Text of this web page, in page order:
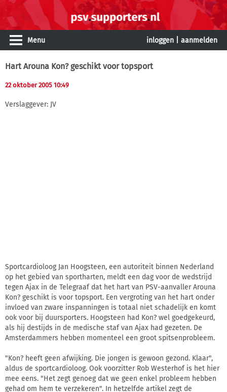
Menu inloggen aanmelden
Hart Arouna Kon? geschikt voor topsport
22 oktober 2005 10:49
Verslaggever: JV
Sportcardioloog Jan Hoogsteen, een autoriteit binnen Nederland
op het gebied van sportharten, meldt een dag voor de wedstrijd
tegen Ajax in de Telegraaf dat het hart van PSV-aanvaller Arouna
Kon? geschikt is voor topsport. Een vergroting van het hart onder
invloed van zware inspanningen is totaal niet schadelijk en komt
ook voor bij duursporters. Hoogsteen had Kon? wel goedgekeurd,
als hij destijds in de medische staf van Ajax had gezeten. De
Amsterdammers hebben momenteel een groot spitsenprobleem.
"Kon? heeft geen afwijking. Die jongen is gewoon gezond. Klaar",
aldus de sportcardioloog. Ook voorzitter Rob Westerhof is het hier
mee eens. "Het zegt genoeg dat we geen enkel probleem hebben
gehad om hem te verzekeren". In hetzelfde artikel zegt de